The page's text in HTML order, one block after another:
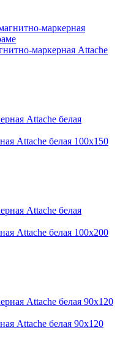
маркерная Attache
Attache белая 100х150
Attache белая 100х200
Attache белая 90х120